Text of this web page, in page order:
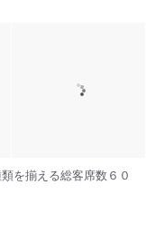
を揃える総客席数６０